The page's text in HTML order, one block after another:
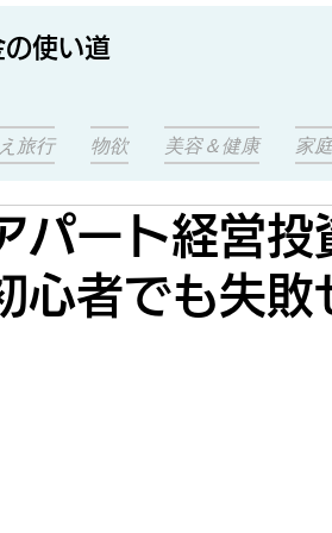
使い道
旅行 物欲 美容＆健康 家庭
パート経営
心者でも失